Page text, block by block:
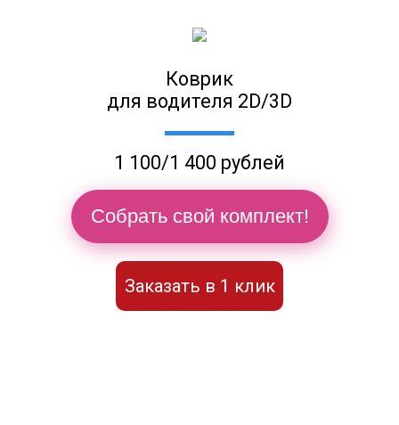
Коврик
для водителя 2D/3D
1 100/1 400 рублей
Собрать свой комплект!
Заказать в 1 клик